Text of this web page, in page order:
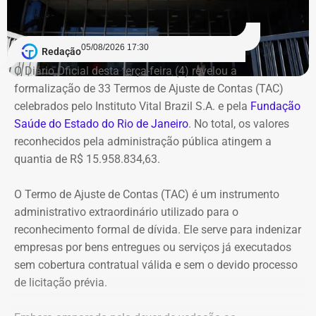
Queimados.
Segundo o Ministério Público, o TCU concluiu que parte
das despesas realizadas com verbas federais não foi
devidamente comprovada. As contas foram julgadas
irregulares em 2021, e a decisão foi mantida em março
de 2024, quando o tribunal rejeitou o recurso apresentado
pelo deputado.
quatro valores, que somam R$ 13.112,09, sem
atualização monetária.
A Procuradoria cita ainda que o Tribunal concluiu que o
deputado participou da gestão desses recursos,
autorizando transferências para contas da prefeitura e
Redação05/08/2026 17:30
O Diário Oficial desta terça-feira (4) revelou a
formalização de 33 Termos de Ajuste de Contas (TAC)
celebrados pelo Instituto Vital Brazil S.A. e pela Fundação
Saúde do Estado do Rio de Janeiro. No total, os valores
reconhecidos pela administração pública atingem a
quantia de R$ 15.958.834,63.
O Termo de Ajuste de Contas (TAC) é um instrumento
administrativo extraordinário utilizado para o
reconhecimento formal de dívida. Ele serve para indenizar
empresas por bens entregues ou serviços já executados
sem cobertura contratual válida e sem o devido processo
de licitação prévia.